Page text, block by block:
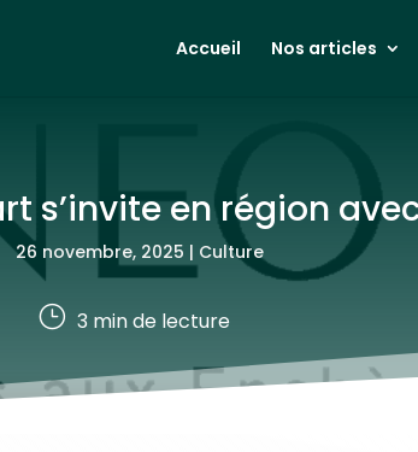
Accueil Nos articles
s’invite en région
26 novembre, 2025 | Culture
} 3 min de lecture